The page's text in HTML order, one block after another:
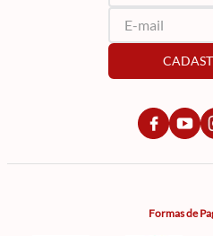
Formas de